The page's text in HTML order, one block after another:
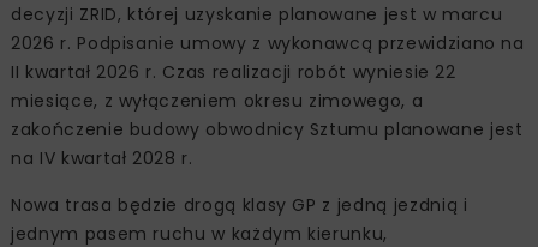
decyzji ZRID, której uzyskanie planowane jest w marcu
2026 r. Podpisanie umowy z wykonawcą przewidziano na
II kwartał 2026 r. Czas realizacji robót wyniesie 22
miesiące, z wyłączeniem okresu zimowego, a
zakończenie budowy obwodnicy Sztumu planowane jest
na IV kwartał 2028 r.
Nowa trasa będzie drogą klasy GP z jedną jezdnią i
jednym pasem ruchu w każdym kierunku,